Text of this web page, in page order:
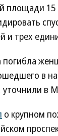
площади 15
и трех
погибла
в
уточнили в
о крупном